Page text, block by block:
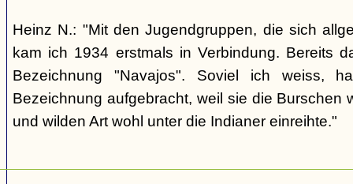
Heinz N.: "Mit den Jugendgruppen, die sich
kam ich 1934 erstmals in Verbindung. Bereits
Bezeichnung "Navajos". Soviel ich weiss,
Bezeichnung aufgebracht, weil sie die Burschen
und wilden Art wohl unter die Indianer einreihte."